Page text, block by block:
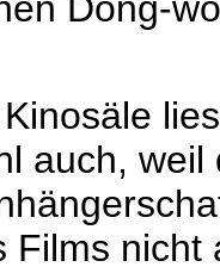
auch,
Films